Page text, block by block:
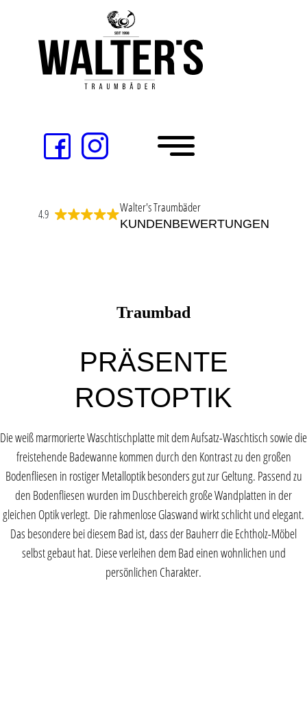
4.9 Walter's Traumbäder
KUNDENBEWERTUNGEN
Traumbad
PRÄSENTE
ROSTOPTIK
Die weiß marmorierte Waschtischplatte mit dem Aufsatz-Waschtisch sowie die
freistehende Badewanne kommen durch den Kontrast zu den großen
Bodenfliesen in rostiger Metalloptik besonders gut zur Geltung. Passend zu
den Bodenfliesen wurden im Duschbereich große Wandplatten in der
gleichen Optik verlegt. Die rahmenlose Glaswand wirkt schlicht und elegant.
Das besondere bei diesem Bad ist, dass der Bauherr die Echtholz-Möbel
selbst gebaut hat. Diese verleihen dem Bad einen wohnlichen und
persönlichen Charakter.